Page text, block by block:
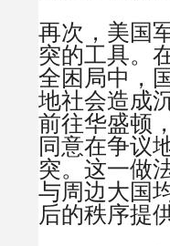
再次，美国
突的工具。
全困局中，
地社会造成
前往华盛顿
同意在争议
突。这一做
与周边大国
后的秩序提